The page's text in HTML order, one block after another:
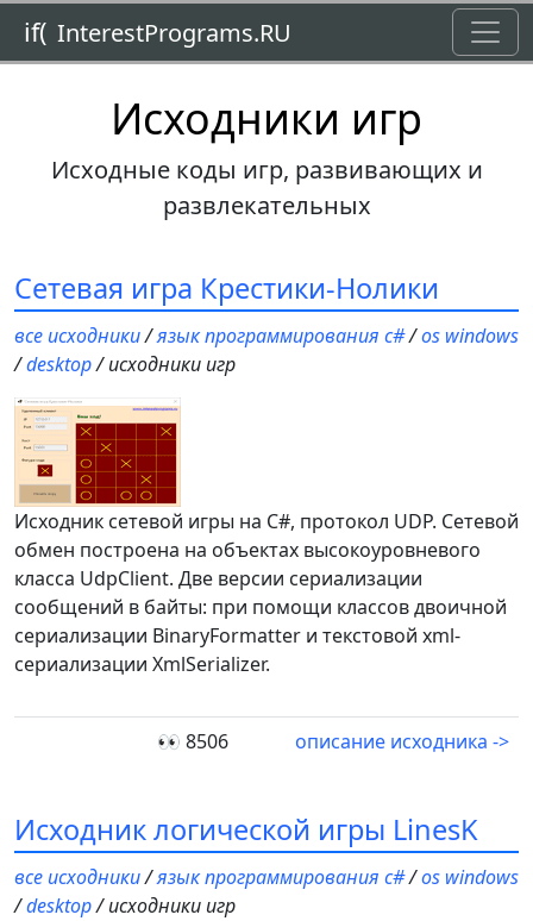
if( InterestPrograms.RU
Исходники игр
Исходные коды игр, развивающих и
развлекательных
Сетевая игра Крестики-Нолики
все исходники/язык программирования c#/os windows
/desktop/ исходники игр
Исходник сетевой игры на C#, протокол UDP. Сетевой
обмен построена на объектах высокоуровневого
класса UdpClient. Две версии сериализации
сообщений в байты: при помощи классов двоичной
сериализации BinaryFormatter и текстовой xml-
сериализации XmlSerializer.
👀 8506 описание исходника ->
Исходник логической игры LinesK
все исходники/язык программирования c#/os windows
/desktop/ исходники игр